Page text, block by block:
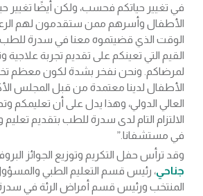
في تغيير حياتكم فحسب، ولكن أيضًا تغيير
الأطفال وأسرهم ممن ستقدمون لهم
الوقت الذي قضيتموه معنا في سدرة
القيم التي تعينكم على تقديم تجربة
لمرضاكم. ونحن نفخر بشدة لكون
الأطفال لدينا معتمدة من قبل المجلس
العالي الدولي، وهذا يدل على أن تعليمكم
الالتزام التام لدى سدرة للطب بتقديم
في مستشفانا.”
وقد ترأس حفل التكريم وتوزيع الجوائز
جناحي، رئيس قسم التعليم الطبي
المنتخب ورئيس قسم أمراض الرئة في